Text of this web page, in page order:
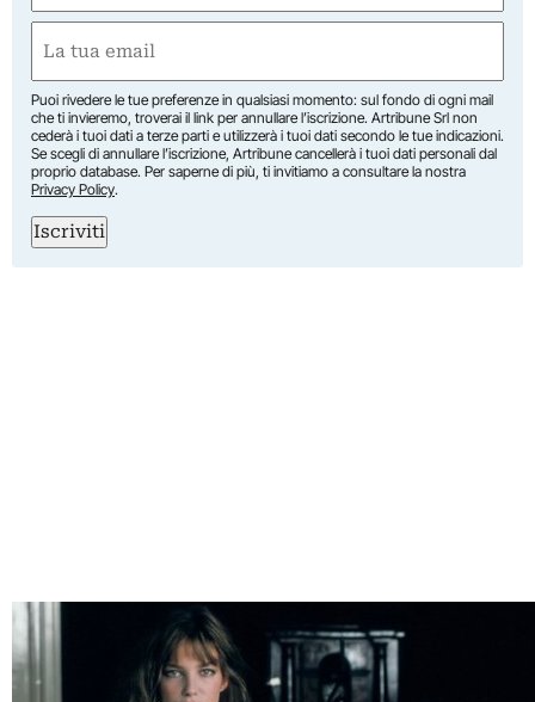
First
(Required)
Puoi rivedere le tue preferenze in qualsiasi momento: sul fondo di ogni mail
che ti invieremo, troverai il link per annullare l’iscrizione. Artribune Srl non
cederà i tuoi dati a terze parti e utilizzerà i tuoi dati secondo le tue indicazioni.
Se scegli di annullare l’iscrizione, Artribune cancellerà i tuoi dati personali dal
proprio database. Per saperne di più, ti invitiamo a consultare la nostra
Privacy Policy.
Iscriviti